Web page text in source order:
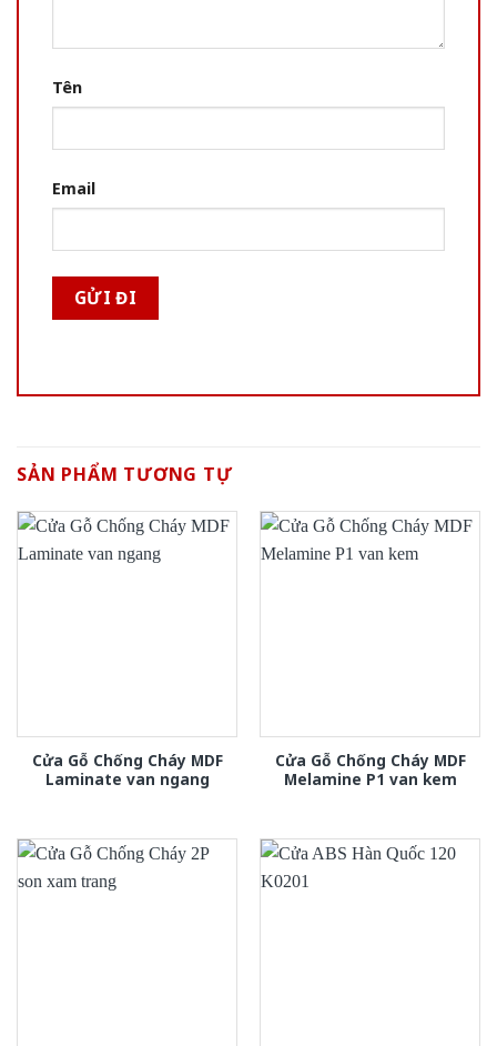
Tên
Email
SẢN PHẨM TƯƠNG TỰ
Cửa Gỗ Chống Cháy MDF
Laminate van ngang
Cửa Gỗ Chống Cháy MDF
Melamine P1 van kem